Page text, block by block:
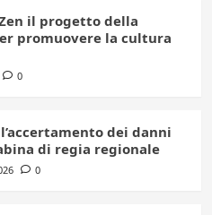
il progetto della
promuovere la cultura
0
dei danni
di regia regionale
0